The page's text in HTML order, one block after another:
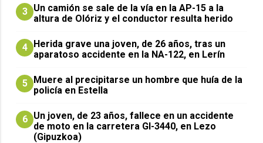
3 Un camión se sale de la vía en la AP-15 a la
altura de Olóriz y el conductor resulta herido
4 Herida grave una joven, de 26 años, tras un
aparatoso accidente en la NA-122, en Lerín
5 Muere al precipitarse un hombre que huía de la
policía en Estella
6 Un joven, de 23 años, fallece en un accidente
de moto en la carretera GI-3440, en Lezo
(Gipuzkoa)